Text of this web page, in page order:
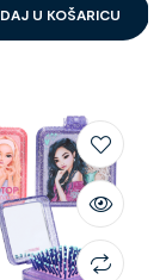
U KOŠARICU